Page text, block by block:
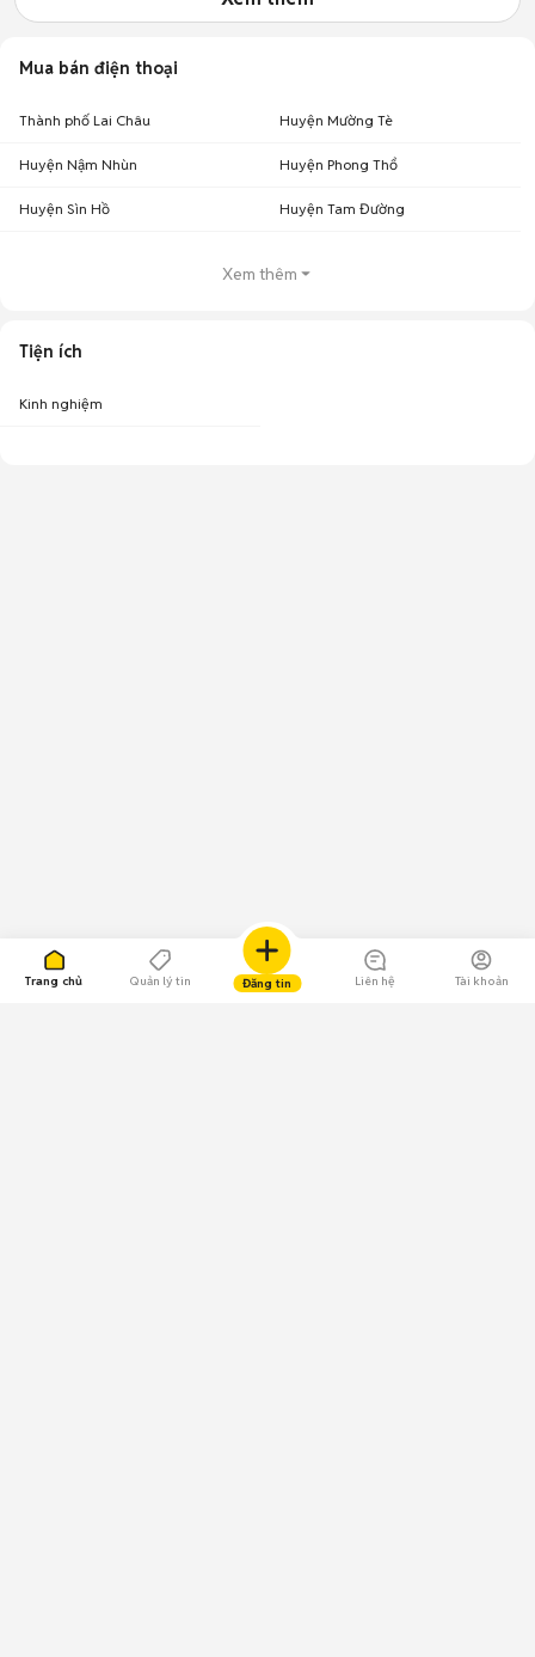
Trang chủ Quản lý tin Đăng tin Liên hệ Tài khoản
Mua bán điện thoại
Thành phố Lai Châu Huyện Mường Tè
Huyện Nậm Nhùn Huyện Phong Thổ
Huyện Sìn Hồ Huyện Tam Đường
Xem thêm
Tiện ích
Kinh nghiệm